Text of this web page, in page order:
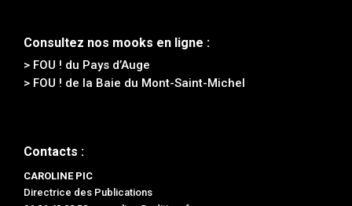
Consultez nos mooks en ligne :
> FOU ! du Pays d’Auge
> FOU ! de la Baie du Mont-Saint-Michel
Contacts :
CAROLINE PIC
Directrice des Publications